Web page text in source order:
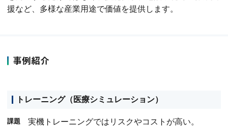
援など、多様な産業用途で価値を提供します。
事例紹介
トレーニング（医療シミュレーション）
課題 実機トレーニングではリスクやコストが高い。